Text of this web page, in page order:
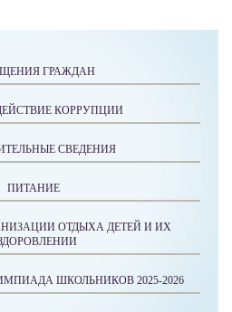
ГРАЖДАН
КОРРУПЦИИ
СВЕДЕНИЯ
ПИТАНИЕ
ОТДЫХА ДЕТЕЙ И ИХ
ШКОЛЬНИКОВ 2025-2026